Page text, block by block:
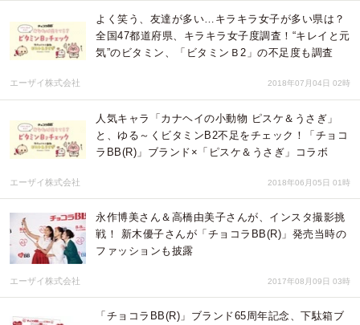
よく笑う、友達が多い…キラキラ女子が多い県は？
全国47都道府県、キラキラ女子度調査！“キレイと元
気”のビタミン、「ビタミンＢ2」の不足度も調査
エーザイ株式会社 2018年07月04日 02時
人気キャラ「カナヘイの小動物 ピスケ＆うさぎ」
と、ゆる～くビタミンB2不足をチェック！「チョコ
ラBB(R)」ブランド×「ピスケ＆うさぎ」コラボ
エーザイ株式会社 2018年06月05日 01時
永作博美さん＆高橋由美子さんが、インスタ撮影挑
戦！ 新木優子さんが「チョコラBB(R)」発売当時の
ファッションも披露
エーザイ株式会社 2017年08月09日 03時
「チョコラBB(R)」ブランド65周年記念、下駄箱ブ